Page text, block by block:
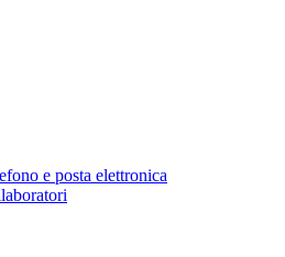
e posta elettronica